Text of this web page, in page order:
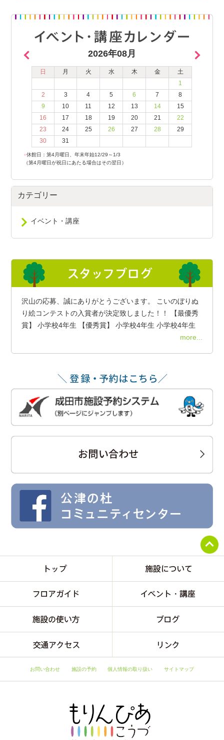
2026年08月
日 月 火 水 木 金
土
1
2
3 4 5 6 7
8
9
10 11 12 13 14
15
16
17 18 19 20 21
22
23
24 25 26 27 28
29
30
31
●休館日：第4月曜日、年末年始12/29～1/3
（第4月曜日が祝日にあたる場合はその翌日）
カテゴリー
イベント・講座
沢山の応募、誠にありがとうございます。 こいのぼりぬ
り絵コンテストの入賞者が決定致しました！！ 【最優秀
賞】 小学校4年生 【優秀賞】 小学校4年生 小学校4年生
more...
お問い合わせ 施設の予約 個人情報の取り扱い サイトマップ